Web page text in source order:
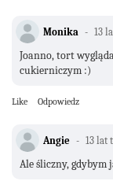
Monika 13
Joanno, tort
cukierniczym :)
Like Odpowiedz
Angie 13 lat
Ale śliczny, gdybym